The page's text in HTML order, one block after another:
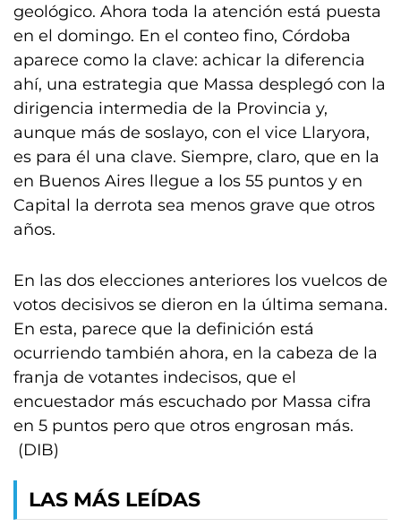
geológico. Ahora toda la atención está puesta
en el domingo. En el conteo fino, Córdoba
aparece como la clave: achicar la diferencia
ahí, una estrategia que Massa desplegó con la
dirigencia intermedia de la Provincia y,
aunque más de soslayo, con el vice Llaryora,
es para él una clave. Siempre, claro, que en la
en Buenos Aires llegue a los 55 puntos y en
Capital la derrota sea menos grave que otros
años.
En las dos elecciones anteriores los vuelcos de
votos decisivos se dieron en la última semana.
En esta, parece que la definición está
ocurriendo también ahora, en la cabeza de la
franja de votantes indecisos, que el
encuestador más escuchado por Massa cifra
en 5 puntos pero que otros engrosan más.
(DIB)
LAS MÁS LEÍDAS